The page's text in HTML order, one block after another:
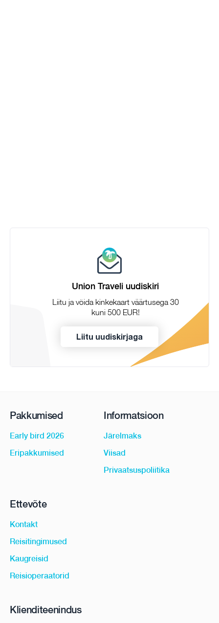
Union Traveli uudiskiri
Liitu ja võida kinkekaart väärtusega 30
kuni 500 EUR!
Liitu uudiskirjaga
Pakkumised
Early bird 2026
Eripakkumised
Informatsioon
Järelmaks
Viisad
Privaatsuspoliitika
Ettevõte
Kontakt
Reisitingimused
Kaugreisid
Reisioperaatorid
Klienditeenindus